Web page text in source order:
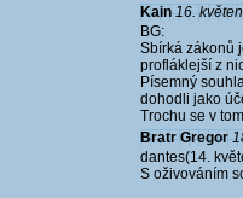
Kain 16.
BG:
Sbírká zákonů
profláklejší z
Písemný
dohodli jako
Trochu se v
Bratr Gregor
dantes(14.
S oživováním